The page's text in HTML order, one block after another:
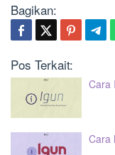
Bagikan:
Pos Terkait:
Cara
Cara